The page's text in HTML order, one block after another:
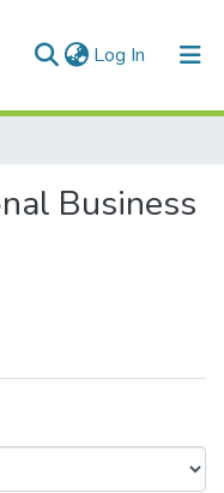
Log In (current)
Business